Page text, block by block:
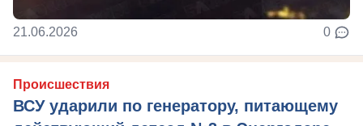
21.06.2026 0
Происшествия
ВСУ ударили по генератору, питающему